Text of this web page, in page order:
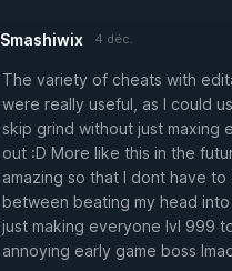
Smashiwix 4 déc.
The variety of cheats with
were really useful, as I could
skip grind without just maxing
out :D More like this in the
amazing so that I dont have to
between beating my head
just making everyone lvl 999
annoying early game boss